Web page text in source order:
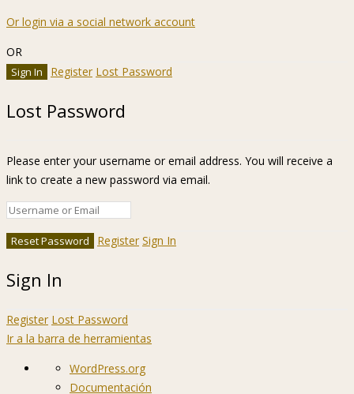
Or login via a social network account
OR
Register Lost Password
Lost Password
Please enter your username or email address. You will receive a
link to create a new password via email.
Register Sign In
Sign In
Register Lost Password
Ir a la barra de herramientas
AcercaWordPress.org
Documentación